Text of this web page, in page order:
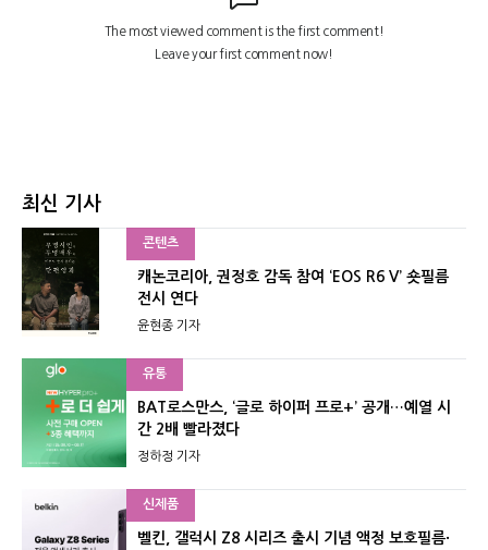
최신 기사
콘텐츠
캐논코리아, 권정호 감독 참여 ‘EOS R6 V’ 숏필름
전시 연다
윤현종 기자
유통
BAT로스만스, ‘글로 하이퍼 프로+’ 공개…예열 시
간 2배 빨라졌다
정하정 기자
신제품
벨킨, 갤럭시 Z8 시리즈 출시 기념 액정 보호필름·